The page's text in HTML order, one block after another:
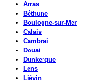
Arras
Béthune
Boulogne-sur-Mer
Calais
Cambrai
Douai
Dunkerque
Lens
Liévin